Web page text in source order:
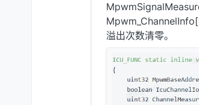
溢出次数清零。